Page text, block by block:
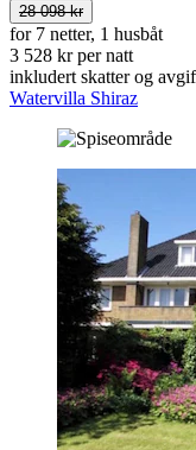
28 098 kr
for 7 netter, 1 husbåt
3 528 kr per natt
inkludert skatter og
Watervilla Shiraz